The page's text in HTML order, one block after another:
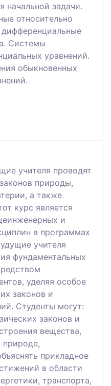
начальной задачи.
относительно
Системы
уравнений.
обыкновенных
учителя проводят
природы,
а также
курс является
и
в программах
учителя
фундаментальных
уделяя особое
законов и
Студенты могут:
законов и
вещества,
природе,
прикладное
в области
транспорта,